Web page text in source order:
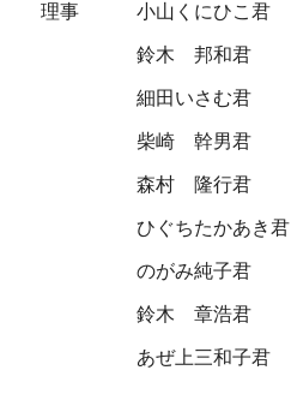
理事 小山くにひこ君
鈴木 邦和君
細田いさむ君
柴崎 幹男君
森村 隆行君
ひぐちたかあき君
のがみ純子君
鈴木 章浩君
あぜ上三和子君